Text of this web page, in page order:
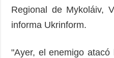
Regional de Mykoláiv,
informa Ukrinform.
"Ayer, el enemigo